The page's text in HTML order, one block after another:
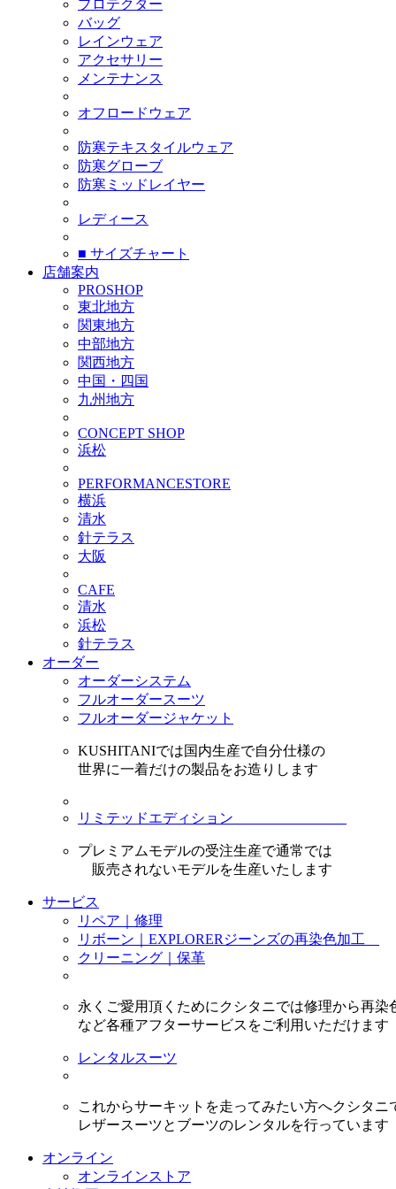
プロテクター
バッグ
レインウェア
アクセサリー
メンテナンス
オフロードウェア
防寒テキスタイルウェア
防寒グローブ
防寒ミッドレイヤー
レディース
■ サイズチャート
店舗案内
PROSHOP
東北地方
関東地方
中部地方
関西地方
中国・四国
九州地方
CONCEPT SHOP
浜松
PERFORMANCESTORE
横浜
清水
針テラス
大阪
CAFE
清水
浜松
針テラス
オーダー
オーダーシステム
フルオーダースーツ
フルオーダージャケット
KUSHITANIでは国内生産で自分仕様の
世界に一着だけの製品をお造りします
リミテッドエディション
プレミアムモデルの受注生産で通常では
販売されないモデルを生産いたします
サービス
リペア｜修理
リボーン｜EXPLORERジーンズの再染色加工
クリーニング｜保革
永くご愛用頂くためにクシタニでは修理から再染
など各種アフターサービスをご利用いただけます
レンタルスーツ
これからサーキットを走ってみたい方へクシタニ
レザースーツとブーツのレンタルを行っています
オンライン
オンラインストア